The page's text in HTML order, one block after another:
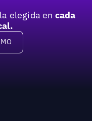
elegida en cada